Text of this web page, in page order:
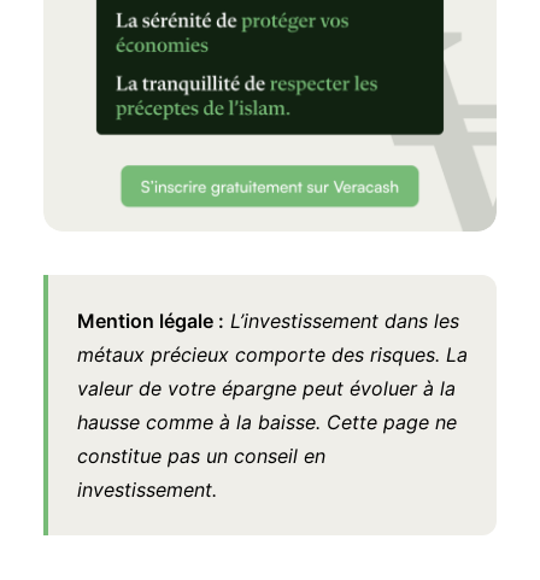
Mention légale : L’investissement dans les
métaux précieux comporte des risques. La
valeur de votre épargne peut évoluer à la
hausse comme à la baisse. Cette page ne
constitue pas un conseil en
investissement.